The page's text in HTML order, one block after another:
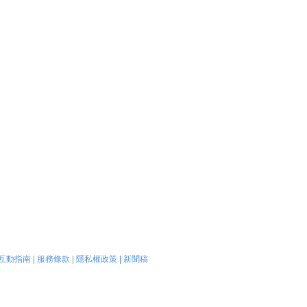
動指南| 服務條款 隱私權政策| 新聞稿